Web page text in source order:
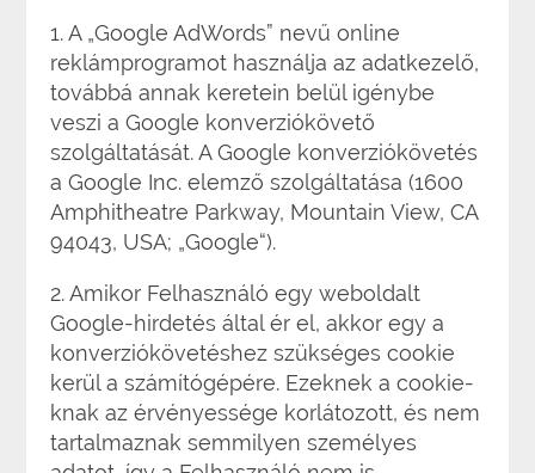
1. A „Google AdWords” nevű online
reklámprogramot használja az adatkezelő,
továbbá annak keretein belül igénybe
veszi a Google konverziókövető
szolgáltatását. A Google konverziókövetés
a Google Inc. elemző szolgáltatása (1600
Amphitheatre Parkway, Mountain View, CA
94043, USA; „Google“).
2. Amikor Felhasználó egy weboldalt
Google-hirdetés által ér el, akkor egy a
konverziókövetéshez szükséges cookie
kerül a számítógépére. Ezeknek a cookie-
knak az érvényessége korlátozott, és nem
tartalmaznak semmilyen személyes